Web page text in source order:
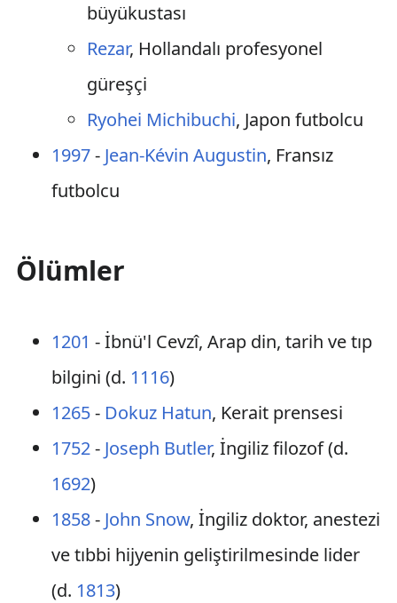
büyükustası
Rezar, Hollandalı profesyonel
güreşçi
Ryohei Michibuchi, Japon futbolcu
1997- Jean-Kévin Augustin, Fransız
futbolcu
Ölümler
1201 - İbnü'l Cevzî, Arap din, tarih ve tıp
bilgini (d. 1116)
1265- Dokuz Hatun, Kerait prensesi
1752- Joseph Butler, İngiliz filozof (d.
1692)
1858- John Snow, İngiliz doktor, anestezi
ve tıbbi hijyenin geliştirilmesinde lider
(d. 1813)